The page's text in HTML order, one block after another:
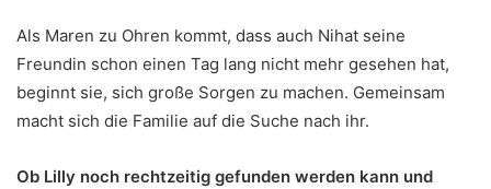
Als Maren zu Ohren kommt, dass auch Nihat seine
Freundin schon einen Tag lang nicht mehr gesehen hat,
beginnt sie, sich große Sorgen zu machen. Gemeinsam
macht sich die Familie auf die Suche nach ihr.
Ob Lilly noch rechtzeitig gefunden werden kann und